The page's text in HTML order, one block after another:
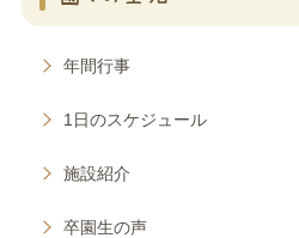
年間行事
1日のスケジュール
施設紹介
卒園生の声